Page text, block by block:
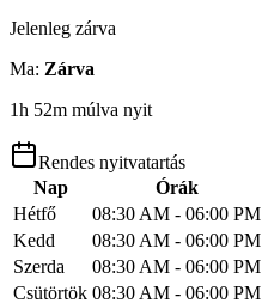
Jelenleg zárva
Ma: Zárva
1h 52m múlva nyit
Rendes nyitvatartás
Nap
Órák
Hétfő
08:30 AM - 06:00 PM
Kedd
08:30 AM - 06:00 PM
Szerda
08:30 AM - 06:00 PM
Csütörtök 08:30 AM - 06:00 PM